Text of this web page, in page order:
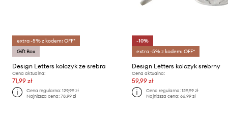
extra -5% z kodem: OFF*
Gift Box
Design Letters kolczyk ze srebra
Cena aktualna:
71,99 zł
Cena regularna:129,99 zł
Najniższa cena:78,99 zł
-10%
extra -5% z kodem: OFF*
Design Letters kolczyk srebrny
Cena aktualna:
59,99 zł
Cena regularna: 129,99 zł
Najniższa cena: 66,99 zł